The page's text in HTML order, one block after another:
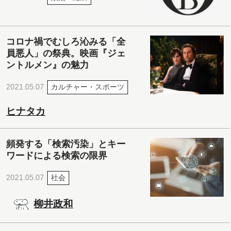
コロナ禍でむしろ沁みる「全
員悪人」の祭典。映画『ジェ
ントルメン』の魅力
2021.05.07 カルチャー・スポーツ
ヒナタカ
頻発する「検索汚染」とキー
ワードによる検索の限界
2021.05.07 社会
柳井政和